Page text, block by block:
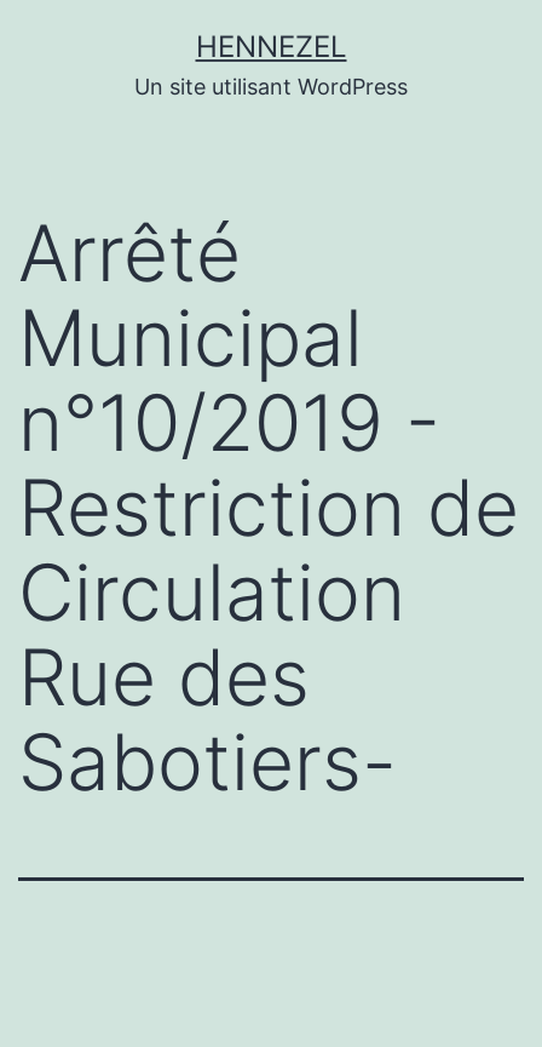
HENNEZEL
Un site utilisant WordPress
Arrêté
Municipal
n°10/2019 -
Restriction de
Circulation
Rue des
Sabotiers-